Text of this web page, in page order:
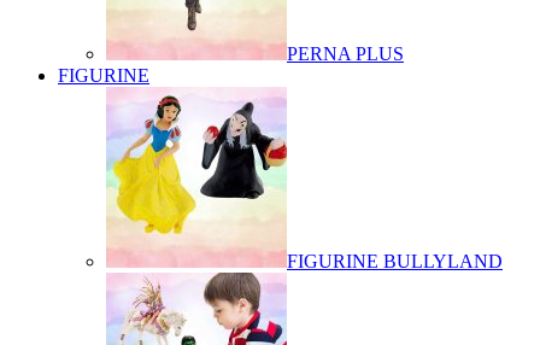
PERNA PLUS
FIGURINE
FIGURINE BULLYLAND